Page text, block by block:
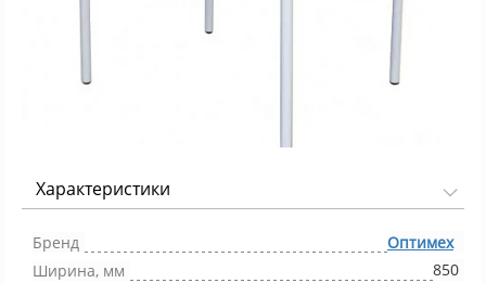
Характеристики
Бренд
Оптимех
Ширина, мм
850